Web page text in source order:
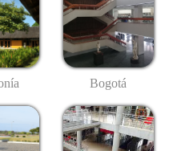
Bogotá